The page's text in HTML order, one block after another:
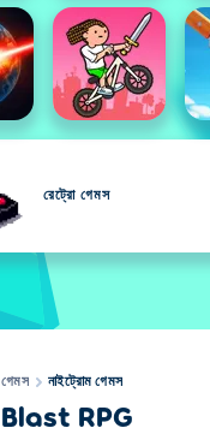
রেট্রো গেমস
গেমস নাইট্রোম গেমস
Blast RPG